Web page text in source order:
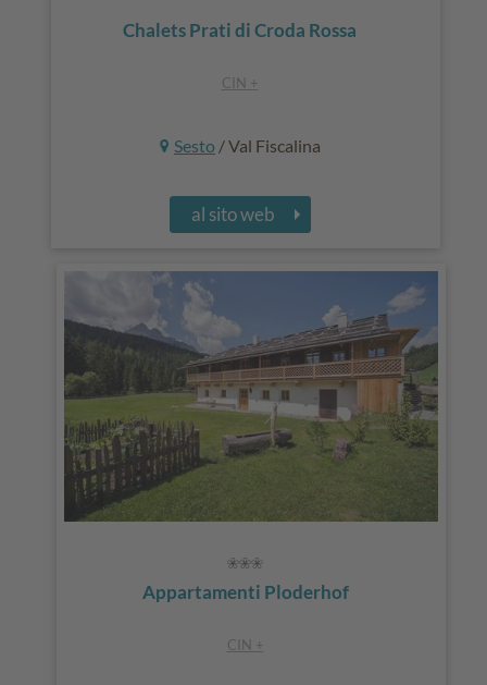
Chalets Prati di Croda Rossa
CIN +
Sesto / Val Fiscalina
al sito web
Appartamenti Ploderhof
CIN +